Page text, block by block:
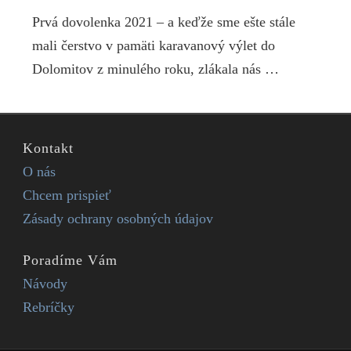
Prvá dovolenka 2021 – a keďže sme ešte stále
mali čerstvo v pamäti karavanový výlet do
Dolomitov z minulého roku, zlákala nás …
Kontakt
O nás
Chcem prispieť
Zásady ochrany osobných údajov
Poradíme Vám
Návody
Rebríčky